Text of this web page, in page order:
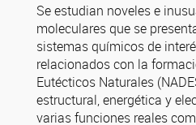
Se estudian noveles e
moleculares que se
sistemas químicos de
relacionados con la
Eutécticos Naturales
estructural, energética y
varias funciones reales